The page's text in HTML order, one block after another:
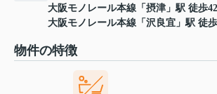
大阪モノレール本線 「 摂津 」駅 徒歩
大阪モノレール本線 「 沢良宜 」駅 徒
物件の特徴